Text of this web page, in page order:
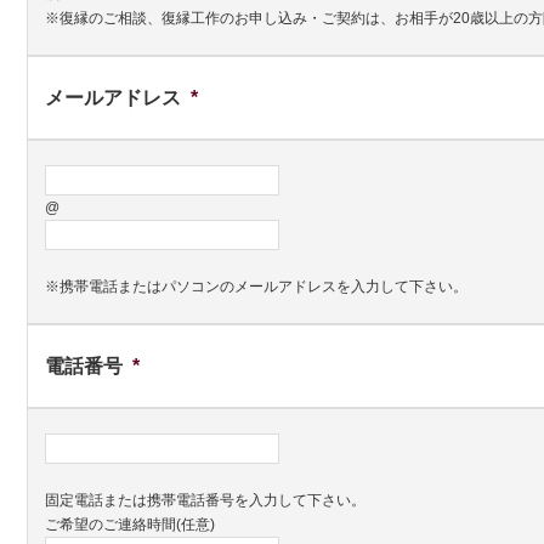
※復縁のご相談、復縁工作のお申し込み・ご契約は、お相手が20歳以上の
メールアドレス *
@
※携帯電話またはパソコンのメールアドレスを入力して下さい。
電話番号 *
固定電話または携帯電話番号を入力して下さい。
ご希望のご連絡時間(任意)